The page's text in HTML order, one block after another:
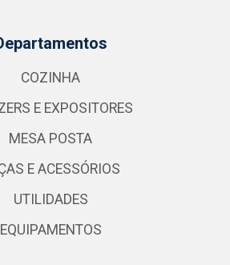
COZINHA
E EXPOSITORES
MESA POSTA
E ACESSÓRIOS
UTILIDADES
EQUIPAMENTOS